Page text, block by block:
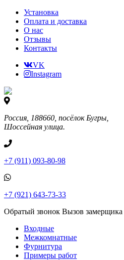
Установка
Оплата и доставка
О нас
Отзывы
Контакты
VK
Instagram
Россия, 188660, посёлок Бугры,
Шоссейная улица.
+7 (911) 093-80-98
+7 (921) 643-73-33
Обратый звонок Вызов замерщика
Входные
Межкомнатные
Фурнитура
Примеры работ